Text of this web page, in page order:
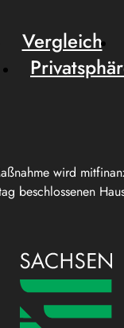
wird
beschlossenen
Vergleich